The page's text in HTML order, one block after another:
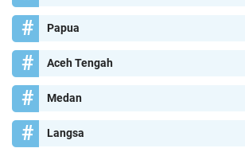
Papua
Aceh Tengah
Medan
Langsa